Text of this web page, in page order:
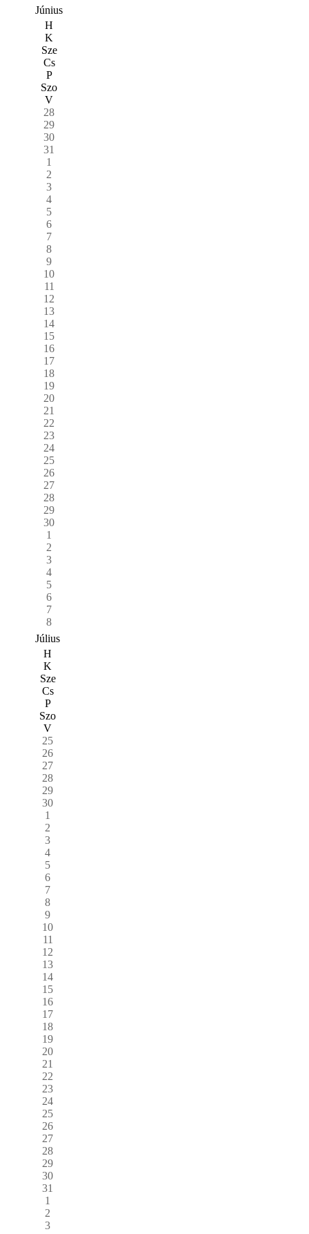
Június
H
K
Sze
Cs
P
Szo
V
28
29
30
31
1
2
3
4
5
6
7
8
9
10
11
12
13
14
15
16
17
18
19
20
21
22
23
24
25
26
27
28
29
30
1
2
3
4
5
6
7
8
Július
H
K
Sze
Cs
P
Szo
V
25
26
27
28
29
30
1
2
3
4
5
6
7
8
9
10
11
12
13
14
15
16
17
18
19
20
21
22
23
24
25
26
27
28
29
30
31
1
2
3